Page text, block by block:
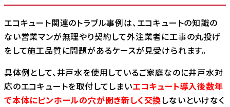
エコキュート関連のトラブル事例は、エコキュートの知識の
ない営業マンが無理やり契約して外注業者に工事の丸投げ
をして施工品質に問題があるケースが見受けられます。
具体例として、井戸水を使用しているご家庭なのに井戸水対
応のエコキュートを取付してしまいエコキュート導入後数年
で本体にピンホールの穴が開き新しく交換しないといけなく